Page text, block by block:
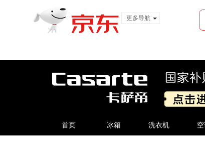
更多导航
首页 冰箱 洗衣机 空